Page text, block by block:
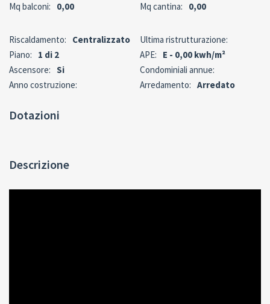
Mq balconi:
0,00
Mq cantina:
0,00
Riscaldamento:
Centralizzato
Piano:
1 di 2
Ascensore: Si
Anno costruzione:
Ultima ristrutturazione:
APE:
E - 0,00 kwh/m²
Condominiali annue:
Arredamento: Arredato
Dotazioni
Descrizione